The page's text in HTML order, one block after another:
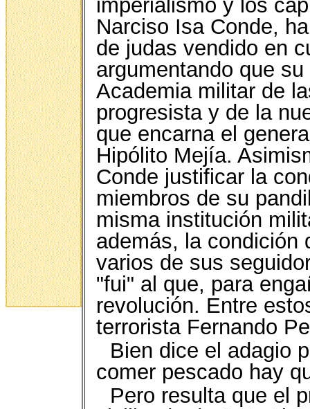
imperialismo y los
Narciso Isa Conde,
de judas vendido en
argumentando que
Academia militar de
progresista y de la
que encarna el
Hipólito Mejía.
Conde justificar la
miembros de su
misma institución
además, la condición
varios de sus
"fui" al que, para
revolución. Entre
terrorista Fernando
Bien dice el adagio
comer pescado hay
Pero resulta que el